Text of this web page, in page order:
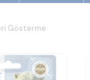
Gösterme